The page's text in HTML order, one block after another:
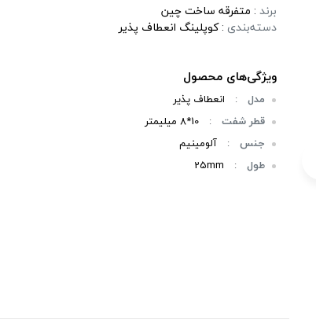
برند : متفرقه ساخت چین
دسته‌بندی :کوپلینگ انعطاف پذیر
مدل :
انعطاف پذیر
قطر شفت
:
10*8 میلیمتر
جنس
:
آلومینیم
طول
:
25mm